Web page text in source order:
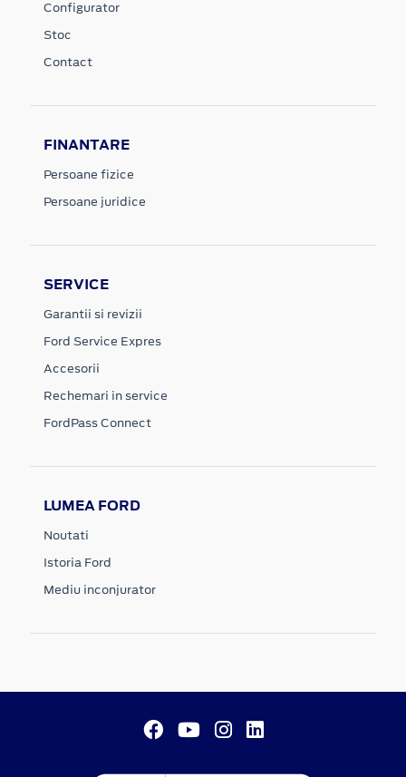
Configurator
Stoc
Contact
FINANTARE
Persoane fizice
Persoane juridice
SERVICE
Garantii si revizii
Ford Service Expres
Accesorii
Rechemari in service
FordPass Connect
LUMEA FORD
Noutati
Istoria Ford
Mediu inconjurator